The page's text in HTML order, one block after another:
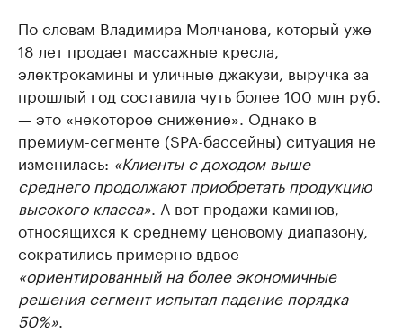
По словам Владимира Молчанова, который уже
18 лет продает массажные кресла,
электрокамины и уличные джакузи, выручка за
прошлый год составила чуть более 100 млн руб.
— это «некоторое снижение». Однако в
премиум-сегменте (SPA-бассейны) ситуация не
изменилась: «Клиенты с доходом выше
среднего продолжают приобретать продукцию
высокого класса». А вот продажи каминов,
относящихся к среднему ценовому диапазону,
сократились примерно вдвое —
«ориентированный на более экономичные
решения сегмент испытал падение порядка
50%».